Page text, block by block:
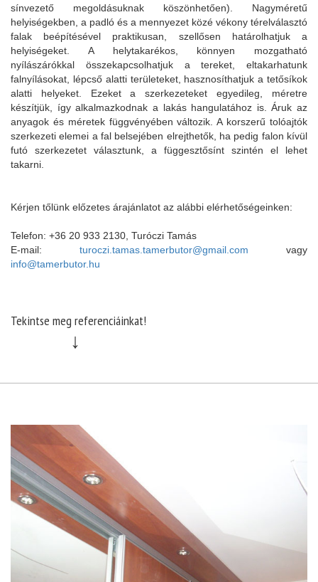
sínvezető megoldásuknak köszönhetően). Nagyméretű
helyiségekben, a padló és a mennyezet közé vékony térelválasztó
falak beépítésével praktikusan, szellősen határolhatjuk a
helyiségeket. A helytakarékos, könnyen mozgatható
nyílászárókkal összekapcsolhatjuk a tereket, eltakarhatunk
falnyílásokat, lépcső alatti területeket, hasznosíthatjuk a tetősíkok
alatti helyeket. Ezeket a szerkezeteket egyedileg, méretre
készítjük, így alkalmazkodnak a lakás hangulatához is. Áruk az
anyagok és méretek függvényében változik. A korszerű tolóajtók
szerkezeti elemei a fal belsejében elrejthetők, ha pedig falon kívül
futó szerkezetet választunk, a függesztősínt szintén el lehet
takarni.
Kérjen tőlünk előzetes árajánlatot az alábbi elérhetőségeinken:
Telefon: +36 20 933 2130, Turóczi Tamás
E-mail: turoczi.tamas.tamerbutor@gmail.com vagy
info@tamerbutor.hu
Tekintse meg referenciáinkat!
↓